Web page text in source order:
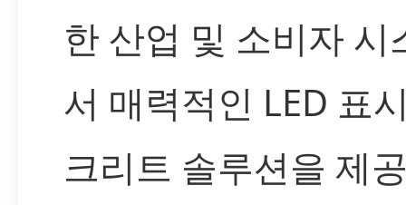
한 산업 및 소비자 시
서 매력적인 LED 표
크리트 솔루션을 제